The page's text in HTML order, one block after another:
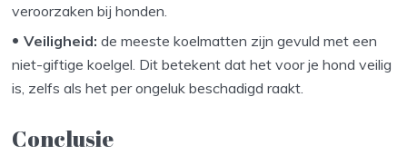
veroorzaken bij honden.
Veiligheid: de meeste koelmatten zijn gevuld met een
niet-giftige koelgel. Dit betekent dat het voor je hond veilig
is, zelfs als het per ongeluk beschadigd raakt.
Conclusie